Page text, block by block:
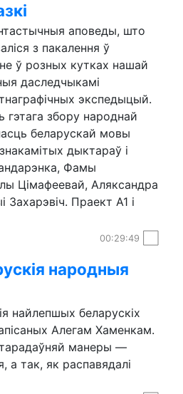
аповеды, што
з пакалення ў
ў розных кутках нашай
даследчыкамі
экспедыцый.
гэтага збору народнай
беларускай мовы
дыктараў і
Фамы
Цімафеевай, Аляксандра
Захарэвіч. Праект А1 і
00:29:49
народныя
найлепшых беларускіх
Алегам Хаменкам.
манеры —
а так, як распавядалі